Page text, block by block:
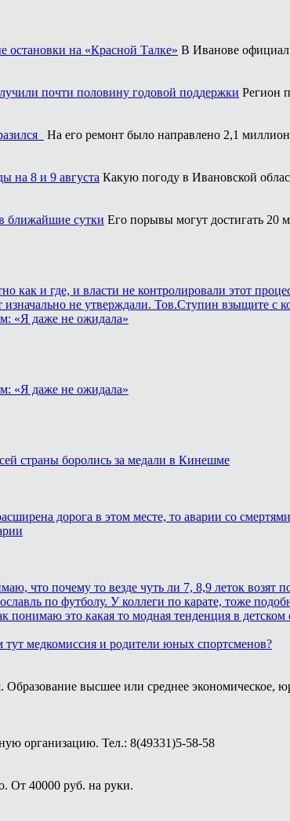
остановки на «Красной Талке» В Иванове
почти половину годовой поддержки Регион
На его ремонт было направлено 2,1
на 8 и 9 августа Какую погоду в Ивановской
ближайшие сутки Его порывы могут достигать 20
как и где, и власти не контролировали этот
не утверждали. Тов.Ступин взыщите с
«Я даже не ожидала»
«Я даже не ожидала»
страны боролись за медали в Кинешме
дорога в этом месте, то аварии со
что почему то везде чуть ли 7, 8,9 леток возят
по футболу. У коллеги по карате, тоже
понимаю это какая то модная тенденция в
медкомиссия и родители юных спортсменов?
Образование высшее или среднее
организацию. Тел.: 8(49331)5-58-58
От 40000 руб. на руки.